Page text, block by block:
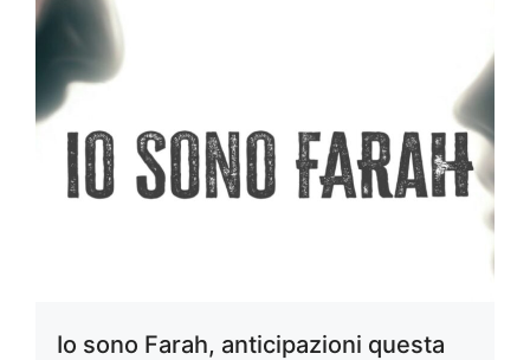
Io sono Farah, anticipazioni questa